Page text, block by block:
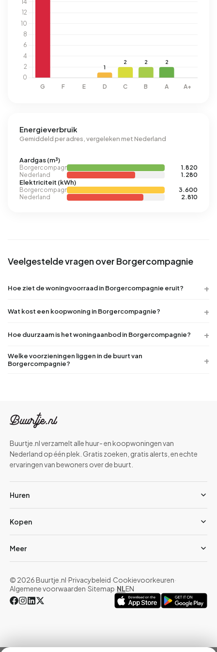
Energieverbruik
Gemiddeld per adres, vergeleken met Nederland
Aardgas (m³)
Borgercompagnie
1.820
Nederland
1.280
Elektriciteit (kWh)
Borgercompagnie
3.600
Nederland
2.810
Veelgestelde vragen over Borgercompagnie
Hoe ziet de woningvoorraad in Borgercompagnie eruit?
Wat kost een koopwoning in Borgercompagnie?
Hoe duurzaam is het woningaanbod in Borgercompagnie?
Welke voorzieningen liggen in de buurt van
Borgercompagnie?
Buurtje.nl verzamelt alle huur- en koopwoningen van
Nederland op één plek. Gratis zoeken, gratis alerts, en echte
ervaringen van bewoners over de buurt.
Huren
Kopen
Meer
© 2026 Buurtje.nl·Privacybeleid·Cookievoorkeuren·
Algemene voorwaarden·Sitemap·NLEN